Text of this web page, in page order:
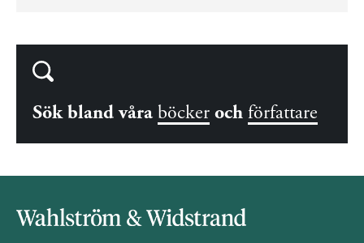
Sök bland våra böcker och författare